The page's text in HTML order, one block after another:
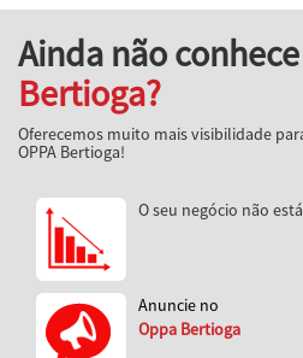
Ainda não
Bertioga?
Oferecemos muito mais visibilidade
OPPA Bertioga!
O seu negócio não
Anuncie no
Oppa Bertioga